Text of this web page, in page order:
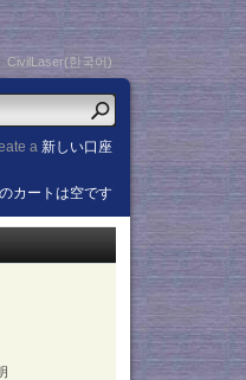
CivilLaser(한국어)
a新しい口座
カートは空です